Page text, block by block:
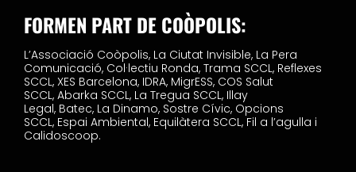
FORMEN PART DE COÒPOLIS:
L’Associació Coòpolis, La Ciutat Invisible, La Pera
Comunicació, Col·lectiu Ronda, Trama SCCL, Reflexes
SCCL, XES Barcelona, IDRA, MigrESS, COS Salut
SCCL, Abarka SCCL, La Tregua SCCL, Illay
Legal, Batec, La Dinamo, Sostre Cívic, Opcions
SCCL, Espai Ambiental, Equilàtera SCCL, Fil a l’agulla i
Calidoscoop.